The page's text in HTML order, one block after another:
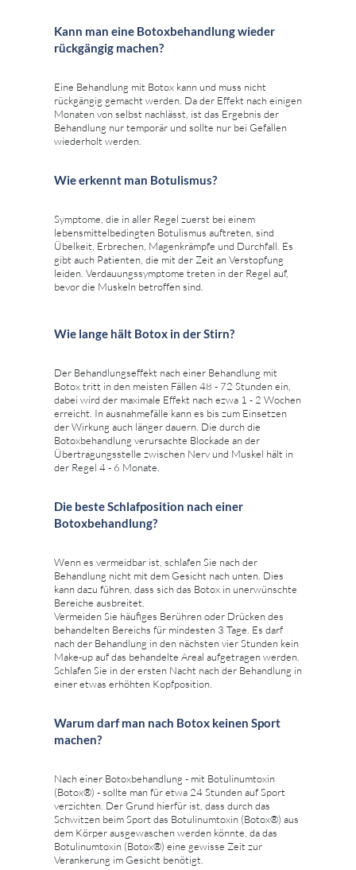
Kann man eine Botoxbehandlung wieder
rückgängig machen?
Eine Behandlung mit Botox kann und muss nicht
rückgängig gemacht werden. Da der Effekt nach einigen
Monaten von selbst nachlässt, ist das Ergebnis der
Behandlung nur temporär und sollte nur bei Gefallen
wiederholt werden.
Wie erkennt man Botulismus?
Symptome, die in aller Regel zuerst bei einem
lebensmittelbedingten Botulismus auftreten, sind
Übelkeit, Erbrechen, Magenkrämpfe und Durchfall. Es
gibt auch Patienten, die mit der Zeit an Verstopfung
leiden. Verdauungssymptome treten in der Regel auf,
bevor die Muskeln betroffen sind.
Wie lange hält Botox in der Stirn?
Der Behandlungseffekt nach einer Behandlung mit
Botox tritt in den meisten Fällen 48 - 72 Stunden ein,
dabei wird der maximale Effekt nach ezwa 1 - 2 Wochen
erreicht. In ausnahmefälle kann es bis zum Einsetzen
der Wirkung auch länger dauern. Die durch die
Botoxbehandlung verursachte Blockade an der
Übertragungsstelle zwischen Nerv und Muskel hält in
der Regel 4 - 6 Monate.
Die beste Schlafposition nach einer
Botoxbehandlung?
Wenn es vermeidbar ist, schlafen Sie nach der
Behandlung nicht mit dem Gesicht nach unten. Dies
kann dazu führen, dass sich das Botox in unerwünschte
Bereiche ausbreitet.
Vermeiden Sie häufiges Berühren oder Drücken des
behandelten Bereichs für mindesten 3 Tage. Es darf
nach der Behandlung in den nächsten vier Stunden kein
Make-up auf das behandelte Areal aufgetragen werden.
Schlafen Sie in der ersten Nacht nach der Behandlung in
einer etwas erhöhten Kopfposition.
Warum darf man nach Botox keinen Sport
machen?
Nach einer Botoxbehandlung - mit Botulinumtoxin
(Botox®) - sollte man für etwa 24 Stunden auf Sport
verzichten. Der Grund hierfür ist, dass durch das
Schwitzen beim Sport das Botulinumtoxin (Botox®) aus
dem Körper ausgewaschen werden könnte, da das
Botulinumtoxin (Botox®) eine gewisse Zeit zur
Verankerung im Gesicht benötigt.